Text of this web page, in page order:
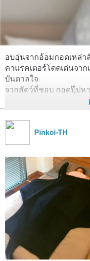
Warm Hugs
1,689
Created 6 years ago
อบอุ่นจากอ้อมกอดเหล่
คาแรคเตอร์โดดเด่นจา
บันดาลใจ
จากสัตว์ที่ชอบ กอดปุ๊ปห
Pinkoi-TH